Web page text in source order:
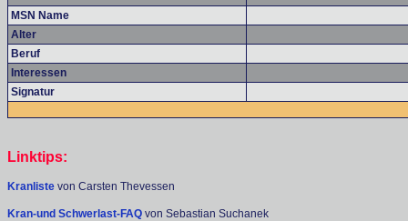
MSN Name
Alter
Beruf
Interessen
Signatur
Linktips:
Kranliste von Carsten Thevessen
Kran-und Schwerlast-FAQ von Sebastian Suchanek